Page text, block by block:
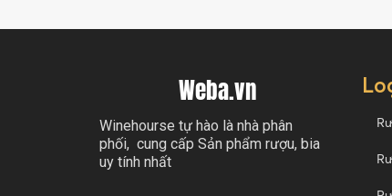
Weba.vn
Winehourse tự hào là nhà phân
phối, cung cấp Sản phẩm rượu, bia
uy tính nhất